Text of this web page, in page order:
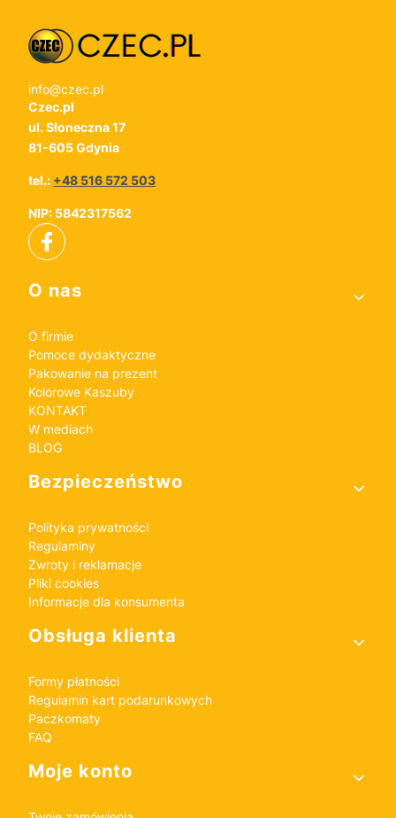
info@czec.pl
Czec.pl
ul. Słoneczna 17
81-605 Gdynia
tel.: +48 516 572 503
NIP: 5842317562
Linki w stopce
O nas
O firmie
Pomoce dydaktyczne
Pakowanie na prezent
Kolorowe Kaszuby
KONTAKT
W mediach
BLOG
Bezpieczeństwo
Polityka prywatności
Regulaminy
Zwroty i reklamacje
Pliki cookies
Informacje dla konsumenta
Obsługa klienta
Formy płatności
Regulamin kart podarunkowych
Paczkomaty
FAQ
Moje konto